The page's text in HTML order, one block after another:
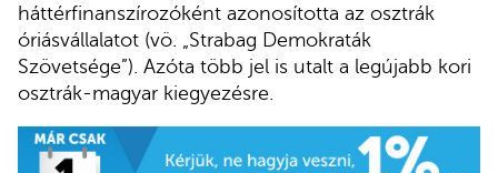
háttérfinanszírozóként azonosította az osztrák
óriásvállalatot (vö. „Strabag Demokraták
Szövetsége”). Azóta több jel is utalt a legújabb kori
osztrák-magyar kiegyezésre.